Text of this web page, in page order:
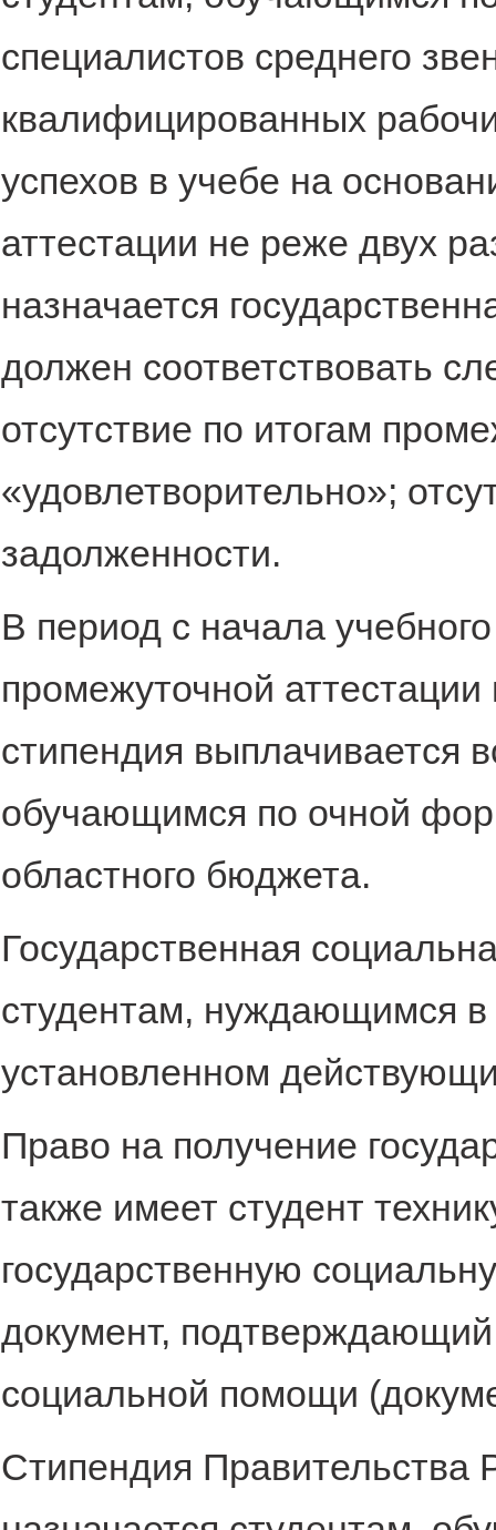
специалистов среднего
квалифицированных
успехов в учебе на
аттестации не реже двух
назначается
должен соответствовать
отсутствие по итогам
«удовлетворительно»;
задолженности.
В период с начала
промежуточной
стипендия выплачивается
обучающимся по очной
областного бюджета.
Государственная
студентам, нуждающимся
установленном
Право на получение
также имеет студент
государственную
документ, подтверждающий
социальной помощи
Стипендия Правительства